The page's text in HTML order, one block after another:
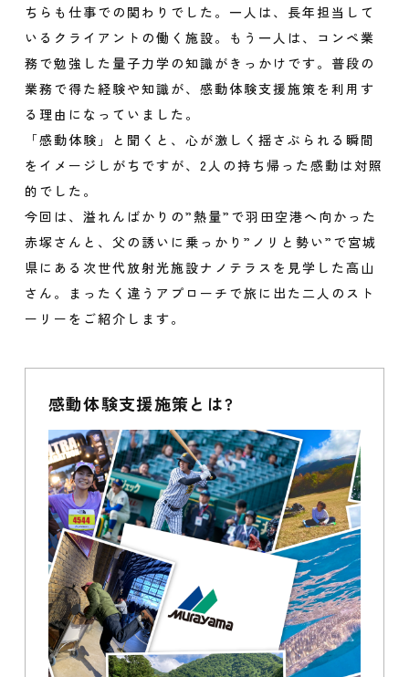
ちらも仕事での関わりでした。一人は、長年担当して
いるクライアントの働く施設。もう一人は、コンペ業
務で勉強した量子力学の知識がきっかけです。普段の
業務で得た経験や知識が、感動体験支援施策を利用す
る理由になっていました。
「感動体験」と聞くと、心が激しく揺さぶられる瞬間
をイメージしがちですが、2人の持ち帰った感動は対照
的でした。
今回は、溢れんばかりの”熱量”で羽田空港へ向かった
赤塚さんと、父の誘いに乗っかり”ノリと勢い”で宮城
県にある次世代放射光施設ナノテラスを見学した高山
さん。まったく違うアプローチで旅に出た二人のスト
ーリーをご紹介します。
感動体験支援施策とは?